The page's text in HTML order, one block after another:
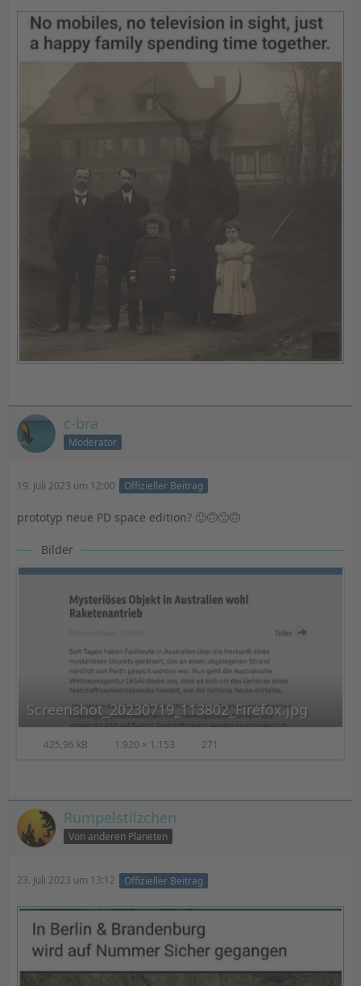
c-bra
Moderator
19. Juli 2023 um 12:00 Offizieller Beitrag
prototyp neue PD space edition? 🙂🙃🙂🙃
Bilder
Screenshot_20230719_113802_Firefox.jpg
425,96 kB 1.920 × 1.153 271
Rumpelstilzchen
Von anderen Planeten
23. Juli 2023 um 13:12 Offizieller Beitrag